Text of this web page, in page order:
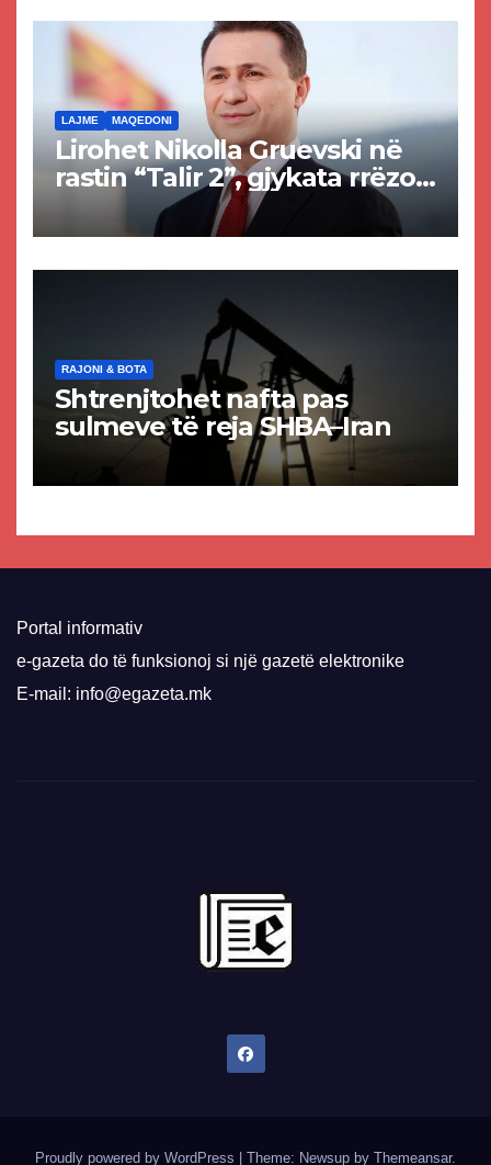
LAJME MAQEDONI
Lirohet Nikolla Gruevski në
rastin “Talir 2”, gjykata rrëzon
akuzat për ndërtimin e
paligjshëm të selisë së
RAJONI & BOTA
Shtrenjtohet nafta pas
sulmeve të reja SHBA–Iran
Portal informativ
e-gazeta do të funksionoj si një gazetë elektronike
E-mail: info@egazeta.mk
Proudly powered by WordPress Theme: Newsup by Themeansar.